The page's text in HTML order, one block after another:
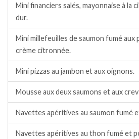
Mini financiers salés, mayonnaise à la
dur.
Mini millefeuilles de saumon fumé
crème citronnée.
Mini pizzas au jambon et aux oignons.
Mousse aux deux saumons et aux
Navettes apéritives au saumon fumé
Navettes apéritives au thon fumé et